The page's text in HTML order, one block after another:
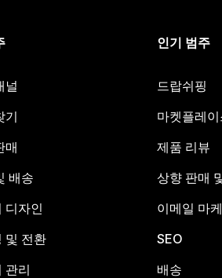
널
기
매
배송
디자인
및 전환
관리
인기 범주
드랍쉬핑
마켓플레이
제품 리뷰
상향 판매
이메일 마
SEO
배송